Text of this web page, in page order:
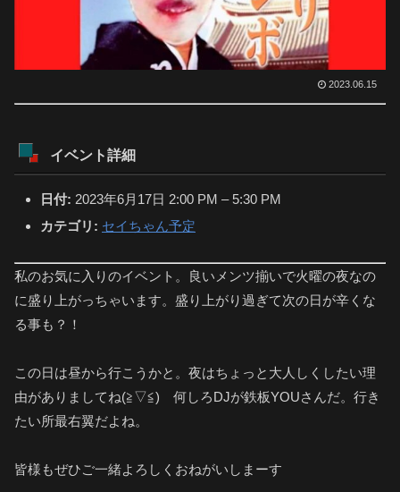
2023.06.15
イベント詳細
日付: 2023年6月17日 2:00 PM – 5:30 PM
カテゴリ: セイちゃん予定
私のお気に入りのイベント。良いメンツ揃いで火曜の夜なの
に盛り上がっちゃいます。盛り上がり過ぎて次の日が辛くな
る事も？！
この日は昼から行こうかと。夜はちょっと大人しくしたい理
由がありましてね(≧▽≦) 何しろDJが鉄板YOUさんだ。行き
たい所最右翼だよね。
皆様もぜひご一緒よろしくおねがいしまーす